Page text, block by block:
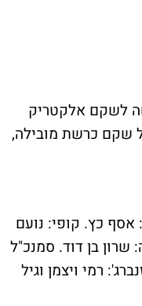
לשקם אלקטריק
שקם כרשת מובילה,
אסף כץ. קופי: נועם
שרון בן דוד. סמנכ"ל
רמי ויצמן וגיל